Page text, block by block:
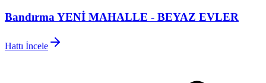
Bandırma YENİ MAHALLE - BEYAZ EVLER
Hattı İncele